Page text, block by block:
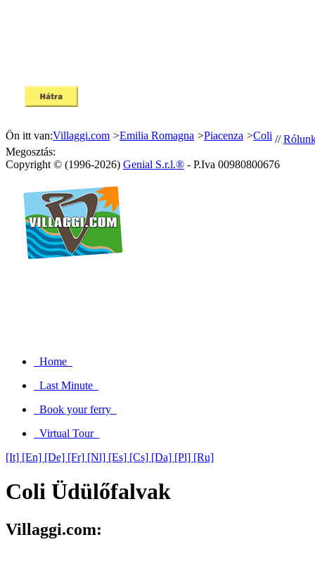
Ön itt van:Villaggi.com >Emilia Romagna >Piacenza >Coli //
Megosztás:
Copyright © (1996-2026) Genial S.r.l.® - P.Iva 00980800676
Home
Last Minute
Book your ferry
Virtual Tour
[It] [En] [De] [Fr] [Nl] [Es] [Cs] [Da] [Pl] [Ru]
Coli Üdülőfalvak
Villaggi.com: